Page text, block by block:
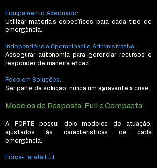
Equipamento Adequado:
Utilizar materiais específicos para cada tipo de
emergência.
Independência Operacional e Administrativa:
Assegurar autonomia para gerenciar recursos e
responder de maneira eficaz.
Foco em Soluções:
Ser parte da solução, nunca um agravante à crise.
Modelos de Resposta: Full e Compacta:
A FORTE possui dois modelos de atuação,
ajustados às características de cada
emergência:
Força-Tarefa Full